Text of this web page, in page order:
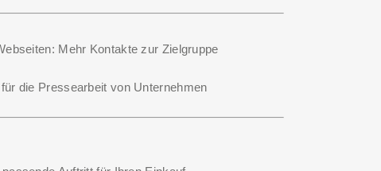
Mehr Kontakte zur Zielgruppe
die Pressearbeit von Unternehmen